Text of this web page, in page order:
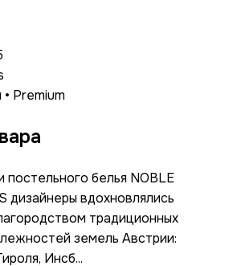
Premium
постельного белья NOBLE
дизайнеры вдохновлялись
традиционных
земель Австрии:
Инсб...